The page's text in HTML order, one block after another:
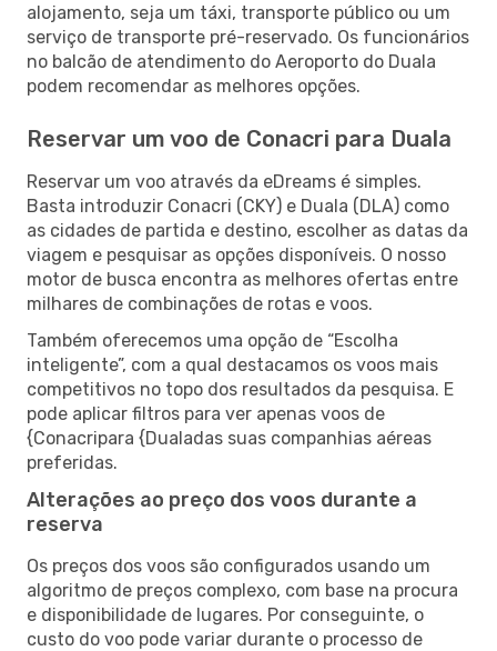
alojamento, seja um táxi, transporte público ou um
serviço de transporte pré-reservado. Os funcionários
no balcão de atendimento do Aeroporto do Duala
podem recomendar as melhores opções.
Reservar um voo de Conacri para Duala
Reservar um voo através da eDreams é simples.
Basta introduzir Conacri (CKY) e Duala (DLA) como
as cidades de partida e destino, escolher as datas da
viagem e pesquisar as opções disponíveis. O nosso
motor de busca encontra as melhores ofertas entre
milhares de combinações de rotas e voos.
Também oferecemos uma opção de “Escolha
inteligente”, com a qual destacamos os voos mais
competitivos no topo dos resultados da pesquisa. E
pode aplicar filtros para ver apenas voos de
{Conacripara {Dualadas suas companhias aéreas
preferidas.
Alterações ao preço dos voos durante a
reserva
Os preços dos voos são configurados usando um
algoritmo de preços complexo, com base na procura
e disponibilidade de lugares. Por conseguinte, o
custo do voo pode variar durante o processo de